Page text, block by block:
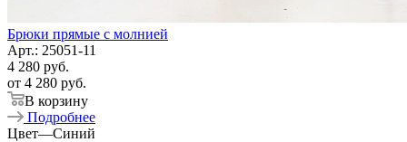
Брюки прямые с молнией
Арт.: 25051-11
4 280 руб.
от 4 280 руб.
В корзину
Подробнее
Цвет—Синий